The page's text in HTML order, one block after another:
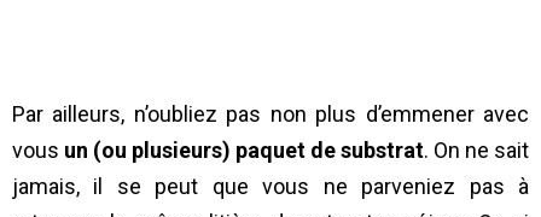
Par ailleurs, n’oubliez pas non plus d’emmener avec
vous un (ou plusieurs) paquet de substrat. On ne sait
jamais, il se peut que vous ne parveniez pas à